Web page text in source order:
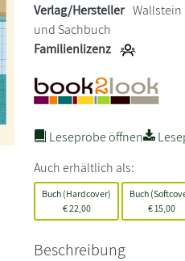
Verlag/Hersteller
und Sachbuch
Familienlizenz
Leseprobe öffnen
Auch erhältlich als:
Buch (Hardcover)
€22,00
Buch
€ 15,00
Beschreibung